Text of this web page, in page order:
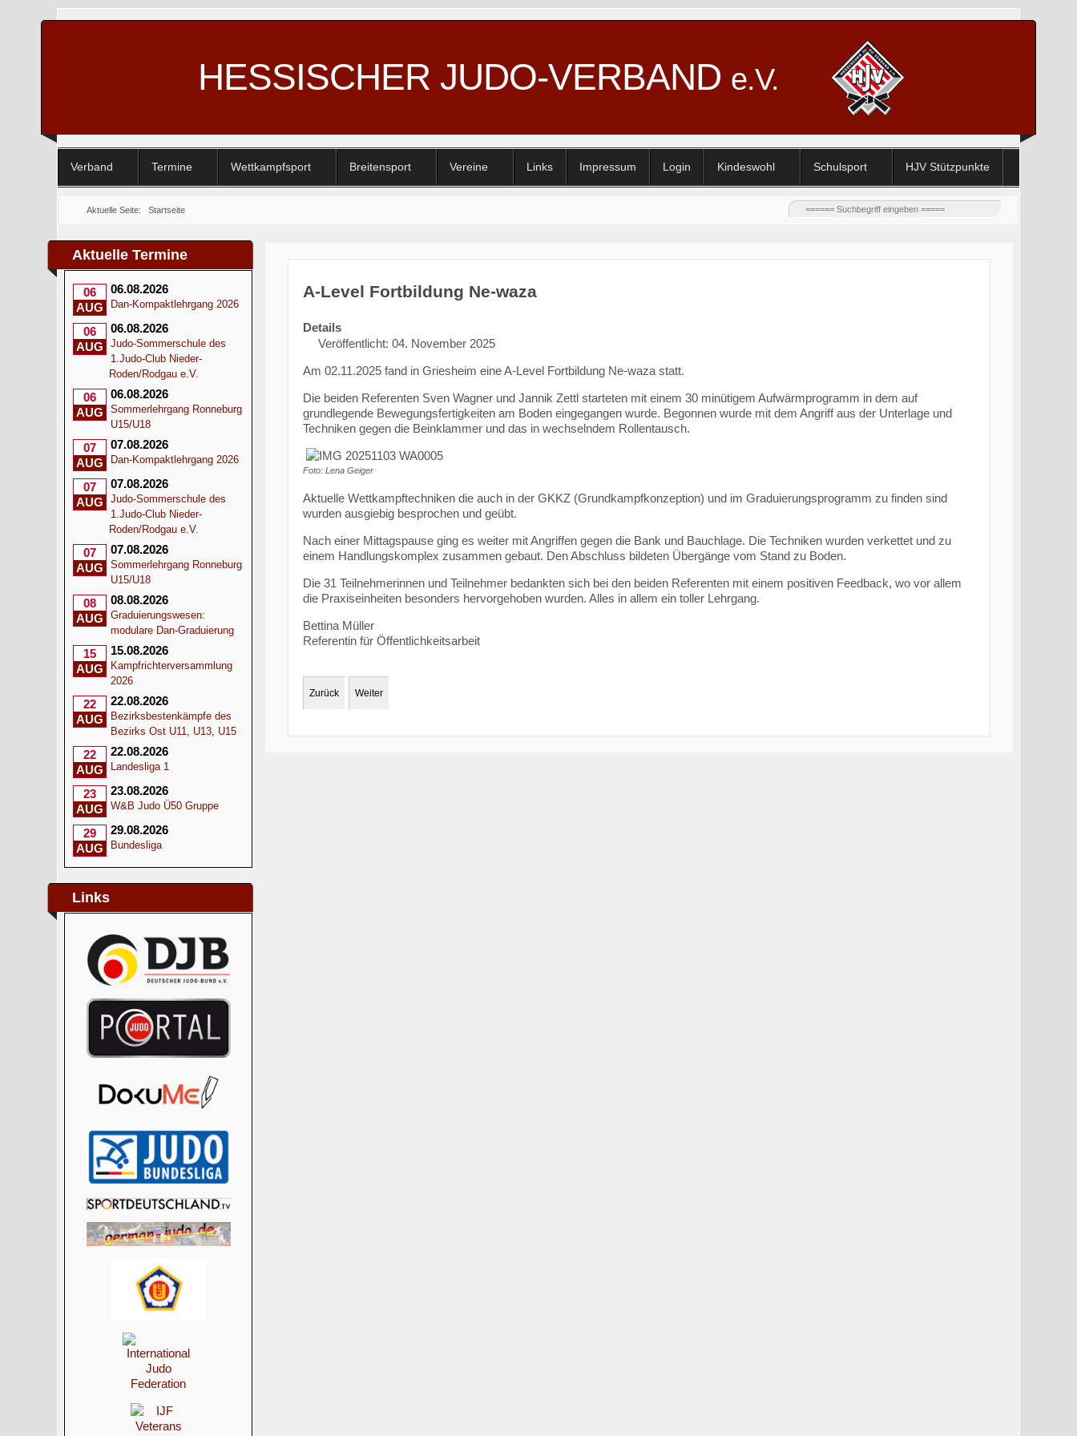
HESSISCHER JUDO-VERBAND e.V.
Verband Termine Wettkampfsport Breitensport Vereine Links Impressum Login Kindeswohl Schulsport HJV Stützpunkte
Aktuelle Seite:Startseite
Aktuelle Termine
06
AUG
06.08.2026
Dan-Kompaktlehrgang 2026
06
AUG
06.08.2026
Judo-Sommerschule des
1.Judo-Club Nieder-
Roden/Rodgau e.V.
06
AUG
06.08.2026
Sommerlehrgang Ronneburg
U15/U18
07
AUG
07.08.2026
Dan-Kompaktlehrgang 2026
07
AUG
07.08.2026
Judo-Sommerschule des
1.Judo-Club Nieder-
Roden/Rodgau e.V.
07
AUG
07.08.2026
Sommerlehrgang Ronneburg
U15/U18
08
AUG
08.08.2026
Graduierungswesen:
modulare Dan-Graduierung
15
AUG
15.08.2026
Kampfrichterversammlung
2026
22
AUG
22.08.2026
Bezirksbestenkämpfe des
Bezirks Ost U11, U13, U15
22
AUG
22.08.2026
Landesliga 1
23
AUG
23.08.2026
W&B Judo Ü50 Gruppe
29
AUG
29.08.2026
Bundesliga
Links
A-Level Fortbildung Ne-waza
Details
Veröffentlicht: 04. November 2025
Am 02.11.2025 fand in Griesheim eine A-Level Fortbildung Ne-waza statt.
Die beiden Referenten Sven Wagner und Jannik Zettl starteten mit einem 30 minütigem Aufwärmprogramm in dem auf
grundlegende Bewegungsfertigkeiten am Boden eingegangen wurde. Begonnen wurde mit dem Angriff aus der Unterlage und
Techniken gegen die Beinklammer und das in wechselndem Rollentausch.
Foto: Lena Geiger
Aktuelle Wettkampftechniken die auch in der GKKZ (Grundkampfkonzeption) und im Graduierungsprogramm zu finden sind
wurden ausgiebig besprochen und geübt.
Nach einer Mittagspause ging es weiter mit Angriffen gegen die Bank und Bauchlage. Die Techniken wurden verkettet und zu
einem Handlungskomplex zusammen gebaut. Den Abschluss bildeten Übergänge vom Stand zu Boden.
Die 31 Teilnehmerinnen und Teilnehmer bedankten sich bei den beiden Referenten mit einem positiven Feedback, wo vor allem
die Praxiseinheiten besonders hervorgehoben wurden. Alles in allem ein toller Lehrgang.
Bettina Müller
Referentin für Öffentlichkeitsarbeit
Zurück Weiter